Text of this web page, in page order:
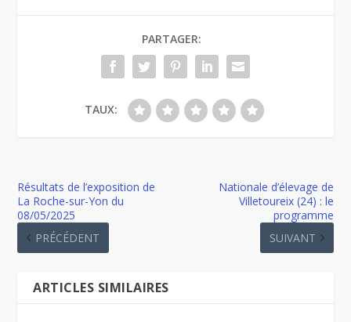
PARTAGER:
TAUX:
Résultats de l’exposition de
La Roche-sur-Yon du
08/05/2025
PRÉCÉDENT
Nationale d’élevage de
Villetoureix (24) : le
programme
SUIVANT
ARTICLES SIMILAIRES